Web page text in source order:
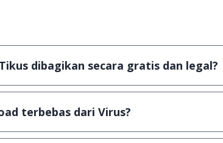
dibagikan secara gratis dan legal?
(Freeware) dan legal, dalam artian tidak
terbebas dari Virus?
(Kaspersky, AVG & Avast) sebelum